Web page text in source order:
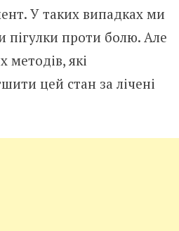
У таких випадках ми
пігулки проти болю. Але
методів, які
цей стан за лічені